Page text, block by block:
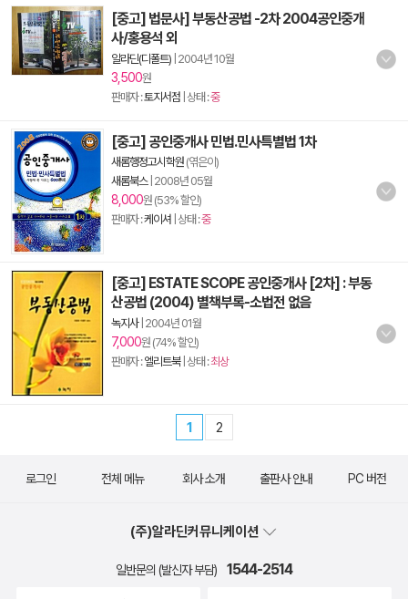
[중고] 법문사] 부동산공법 -2차 2004공인중개
사/홍용석 외
알라딘(디폴트) 2004년 10월
3,500원
판매자 :토지서점 | 상태 :중
[중고] 공인중개사 민법.민사특별법 1차
새롬행정고시학원 (엮은이)
새롬북스| 2008년 05월
8,000원 (53% 할인)
판매자 :케이셔 | 상태 :중
[중고] ESTATE SCOPE 공인중개사 [2차] : 부동
산공법 (2004) 별책부록-소법전 없음
녹지사| 2004년 01월
7,000원 (74% 할인)
판매자 :엘리트북| 상태 :최상
1 2
로그인 전체 메뉴 회사 소개 출판사 안내 PC 버전
(주)알라딘커뮤니케이션
일반문의 (발신자 부담) 1544-2514